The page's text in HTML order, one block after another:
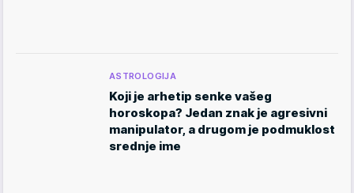
ASTROLOGIJA
Koji je arhetip senke vašeg
horoskopa? Jedan znak je agresivni
manipulator, a drugom je podmuklost
srednje ime